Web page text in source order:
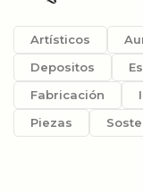
Artísticos
Depositos
Fabricación
Piezas